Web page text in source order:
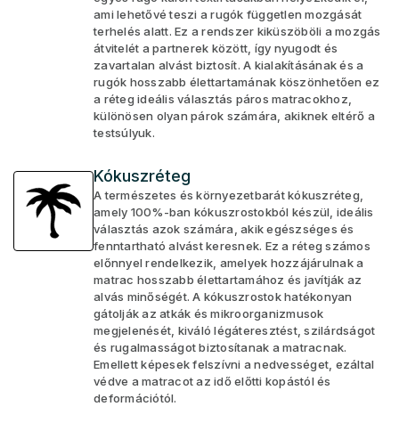
ami lehetővé teszi a rugók független mozgását
terhelés alatt. Ez a rendszer kiküszöböli a mozgás
átvitelét a partnerek között, így nyugodt és
zavartalan alvást biztosít. A kialakításának és a
rugók hosszabb élettartamának köszönhetően ez
a réteg ideális választás páros matracokhoz,
különösen olyan párok számára, akiknek eltérő a
testsúlyuk.
Kókuszréteg
A természetes és környezetbarát kókuszréteg,
amely 100%-ban kókuszrostokból készül, ideális
választás azok számára, akik egészséges és
fenntartható alvást keresnek. Ez a réteg számos
előnnyel rendelkezik, amelyek hozzájárulnak a
matrac hosszabb élettartamához és javítják az
alvás minőségét. A kókuszrostok hatékonyan
gátolják az atkák és mikroorganizmusok
megjelenését, kiváló légáteresztést, szilárdságot
és rugalmasságot biztosítanak a matracnak.
Emellett képesek felszívni a nedvességet, ezáltal
védve a matracot az idő előtti kopástól és
deformációtól.